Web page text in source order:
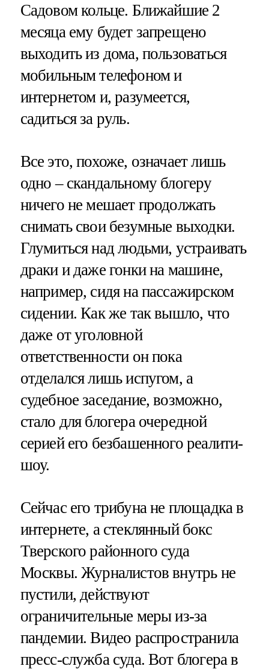
Садовом кольце. Ближайшие 2
месяца ему будет запрещено
выходить из дома, пользоваться
мобильным телефоном и
интернетом и, разумеется,
садиться за руль.
Все это, похоже, означает лишь
одно – скандальному блогеру
ничего не мешает продолжать
снимать свои безумные выходки.
Глумиться над людьми, устраивать
драки и даже гонки на машине,
например, сидя на пассажирском
сидении. Как же так вышло, что
даже от уголовной
ответственности он пока
отделался лишь испугом, а
судебное заседание, возможно,
стало для блогера очередной
серией его безбашенного реалити-
шоу.
Сейчас его трибуна не площадка в
интернете, а стеклянный бокс
Тверского районного суда
Москвы. Журналистов внутрь не
пустили, действуют
ограничительные меры из-за
пандемии. Видео распространила
пресс-служба суда. Вот блогера в